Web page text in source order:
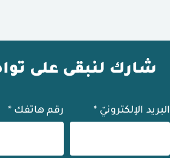
شارك لنبقى على
البريد الإلكترونيّ * رقم هاتفك *